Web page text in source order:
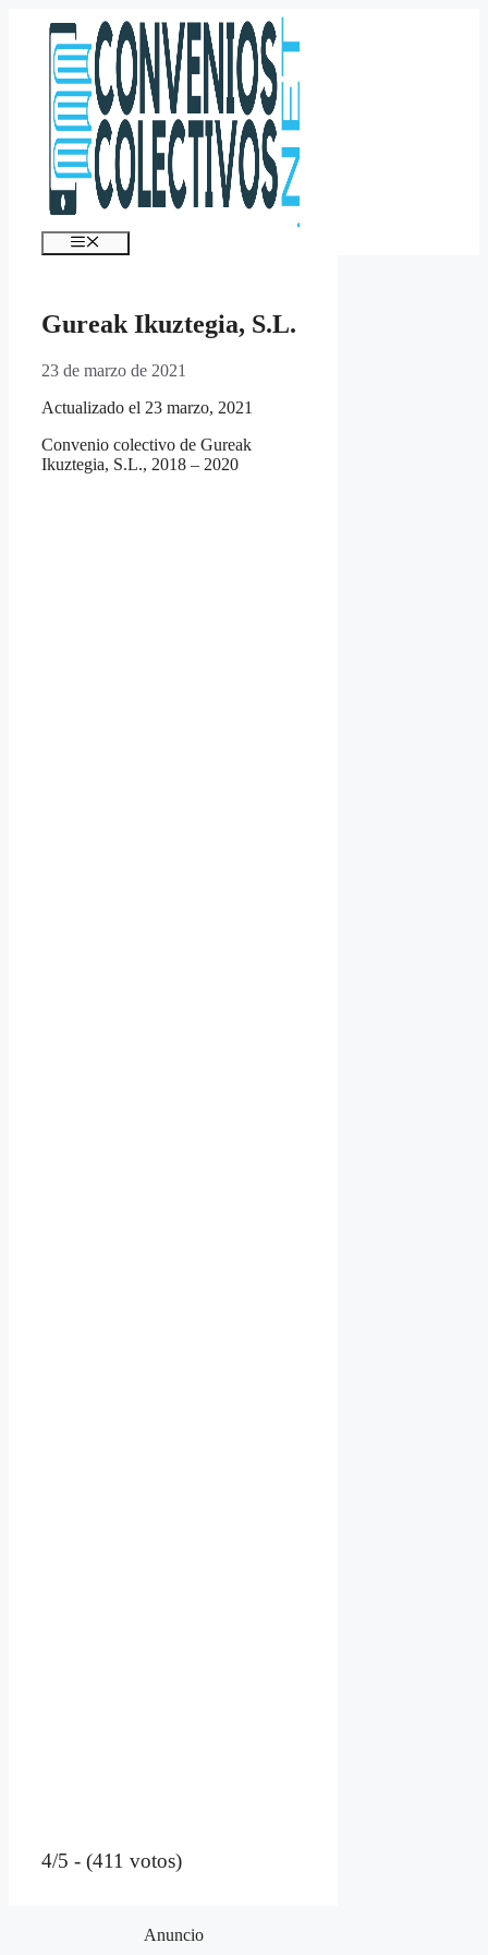
contenido
Menú
Gureak Ikuztegia, S.L.
23 de marzo de 2021
Actualizado el 23 marzo, 2021
Convenio colectivo de Gureak
Ikuztegia, S.L., 2018 – 2020
4/5 - (411 votos)
Anuncio